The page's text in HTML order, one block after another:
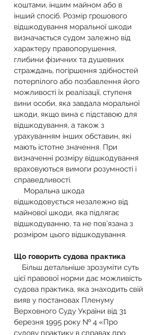
коштами, іншим майном або в
інший спосіб. Розмір грошового
відшкодування моральної шкоди
визначається судом залежно від
характеру правопорушення,
глибини фізичних та душевних
страждань, погіршення здібностей
потерпілого або позбавлення його
можливості їх реалізації, ступеня
вини особи, яка завдала моральної
шкоди, якщо вина є підставою для
відшкодування, а також з
урахуванням інших обставин, які
мають істотне значення. При
визначенні розміру відшкодування
враховуються вимоги розумності і
справедливості.
Моральна шкода
відшкодовується незалежно від
майнової шкоди, яка підлягає
відшкодуванню, та не пов’язана з
розміром цього відшкодування.
Що говорить судова практика
Більш детальніше зрозуміти суть
цієї правової норми дає можливість
судова практика, яка знаходить свій
вияв у постановах Пленуму
Верховного Суду України від 31
березня 1995 року № 4 «Про
судову практику в справах про